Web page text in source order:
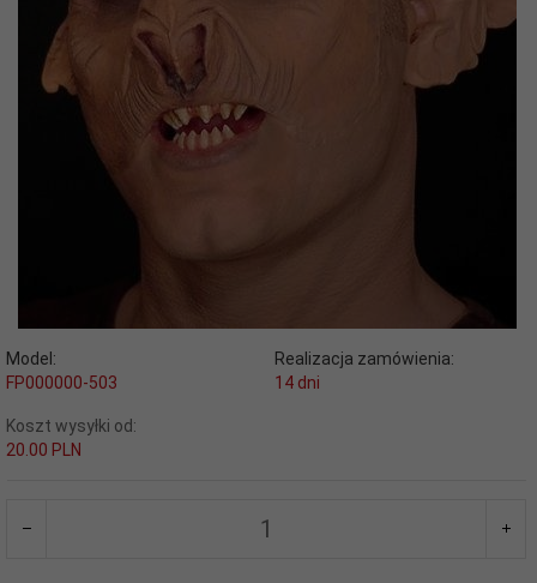
Model:
FP000000-503
Realizacja zamówienia:
14 dni
Koszt wysyłki od:
20.00 PLN